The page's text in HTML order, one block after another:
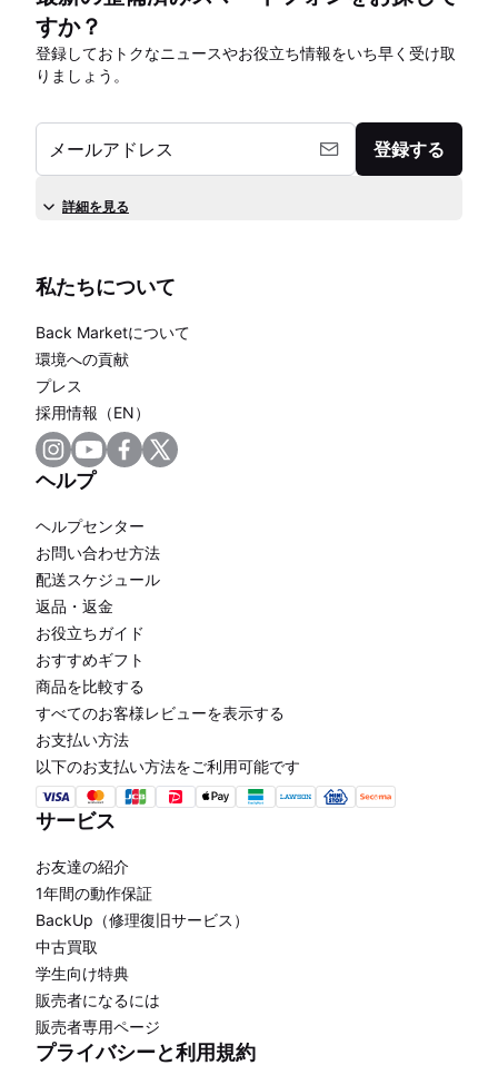
すか？
登録しておトクなニュースやお役立ち情報をいち早く受け取
りましょう。
メールアドレス 登録する
詳細を見る
私たちについて
Back Marketについて
環境への貢献
プレス
採用情報（EN）
ヘルプ
ヘルプセンター
お問い合わせ方法
配送スケジュール
返品・返金
お役立ちガイド
おすすめギフト
商品を比較する
すべてのお客様レビューを表示する
お支払い方法
以下のお支払い方法をご利用可能です
サービス
お友達の紹介
1年間の動作保証
BackUp（修理復旧サービス）
中古買取
学生向け特典
販売者になるには
販売者専用ページ
プライバシーと利用規約